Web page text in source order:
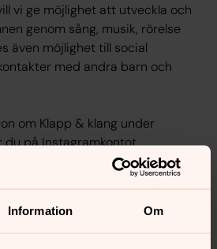
Information Om
vi ge möjlighet att utveckla och
genom sång, musik, rörelse
även möjlighet till social
med andra barn och
om Klapp & klang under
på Instagramkontot